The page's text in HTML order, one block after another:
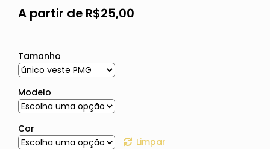
A partir de R$25,00
Tamanho
Modelo
Cor
Limpar